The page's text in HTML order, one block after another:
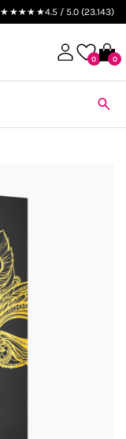
★★★★★4.5 / 5.0 (23.143)
0 0